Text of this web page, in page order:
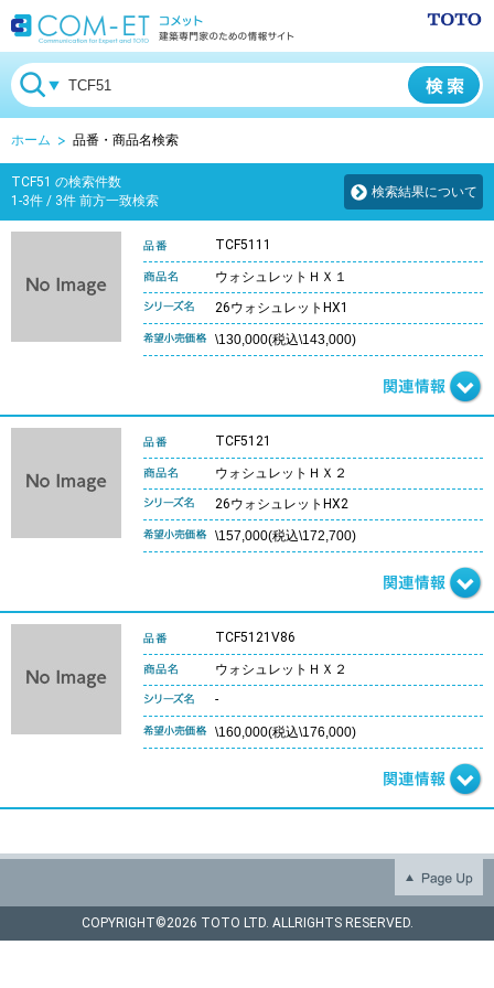
ホーム 品番・商品名検索
TCF51 の検索件数
1-3件 / 3件 前方一致検索
検索結果について
TCF5111
ウォシュレットＨＸ１
26ウォシュレットHX1
\130,000(税込\143,000)
TCF5121
ウォシュレットＨＸ２
26ウォシュレットHX2
\157,000(税込\172,700)
TCF5121V86
ウォシュレットＨＸ２
-
\160,000(税込\176,000)
COPYRIGHT©2026 TOTO LTD. ALLRIGHTS RESERVED.